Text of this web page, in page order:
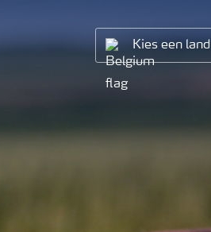
Kies een land